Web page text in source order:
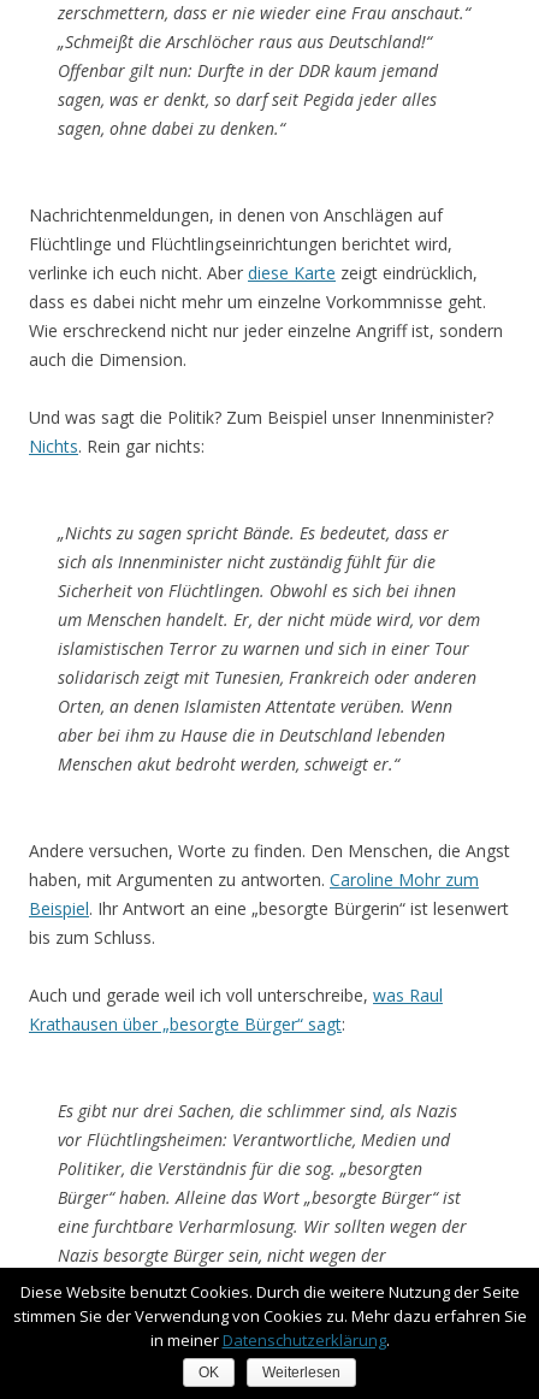
zerschmettern, dass er nie wieder eine Frau anschaut.“
„Schmeißt die Arschlöcher raus aus Deutschland!“
Offenbar gilt nun: Durfte in der DDR kaum jemand
sagen, was er denkt, so darf seit Pegida jeder alles
sagen, ohne dabei zu denken.“
Nachrichtenmeldungen, in denen von Anschlägen auf
Flüchtlinge und Flüchtlingseinrichtungen berichtet wird,
verlinke ich euch nicht. Aber diese Karte zeigt eindrücklich,
dass es dabei nicht mehr um einzelne Vorkommnisse geht.
Wie erschreckend nicht nur jeder einzelne Angriff ist, sondern
auch die Dimension.
Und was sagt die Politik? Zum Beispiel unser Innenminister?
Nichts. Rein gar nichts:
„Nichts zu sagen spricht Bände. Es bedeutet, dass er
sich als Innenminister nicht zuständig fühlt für die
Sicherheit von Flüchtlingen. Obwohl es sich bei ihnen
um Menschen handelt. Er, der nicht müde wird, vor dem
islamistischen Terror zu warnen und sich in einer Tour
solidarisch zeigt mit Tunesien, Frankreich oder anderen
Orten, an denen Islamisten Attentate verüben. Wenn
aber bei ihm zu Hause die in Deutschland lebenden
Menschen akut bedroht werden, schweigt er.“
Andere versuchen, Worte zu finden. Den Menschen, die Angst
haben, mit Argumenten zu antworten. Caroline Mohr zum
Beispiel. Ihr Antwort an eine „besorgte Bürgerin“ ist lesenwert
bis zum Schluss.
Auch und gerade weil ich voll unterschreibe, was Raul
Krathausen über „besorgte Bürger“ sagt:
Es gibt nur drei Sachen, die schlimmer sind, als Nazis
vor Flüchtlingsheimen: Verantwortliche, Medien und
Politiker, die Verständnis für die sog. „besorgten
Bürger“ haben. Alleine das Wort „besorgte Bürger“ ist
eine furchtbare Verharmlosung. Wir sollten wegen der
Nazis besorgte Bürger sein, nicht wegen der
Hilfesuchenden!!!11elf!
Und nicht nur dieser Begroff ist verharmlosend. Sascha Lobo
Diese Website benutzt Cookies. Durch die weitere Nutzung der Seite
stimmen Sie der Verwendung von Cookies zu. Mehr dazu erfahren Sie
in meiner Datenschutzerklärung.
OK Weiterlesen